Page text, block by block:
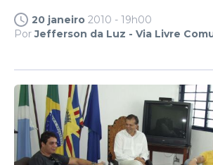
20 janeiro 2010 - 19h00
PorJefferson da Luz - Via Livre